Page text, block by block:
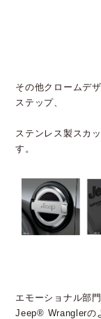
その他クロームデ
ステップ、
ステンレス製スカ
す。
エモーショナル部
Jeep® Wranglerの